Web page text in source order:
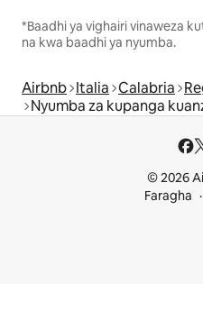
*Baadhi ya vighairi vinaweza
na kwa baadhi ya nyumba.
Airbnb Italia Calabria
Nyumba za kupanga
© 2026
Faragha